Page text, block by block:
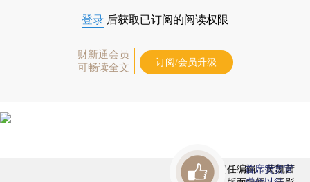
登录 后获取已订阅的阅读权限
财新通会员
可畅读全文
订阅/会员升级
责任编辑：黄凯茜
首席赞赏官